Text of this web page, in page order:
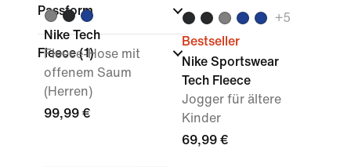
Passform
Fleece(1)
Nike Tech
Fleece-Hose mit
offenem Saum
(Herren)
99,99 €
+5
Bestseller
Nike Sportswear
Tech Fleece
Jogger für ältere
Kinder
69,99 €